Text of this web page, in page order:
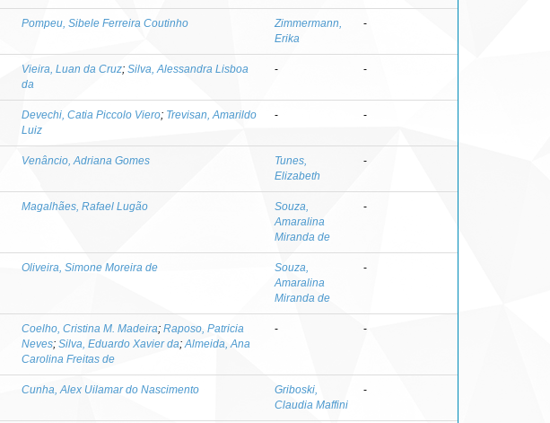
Pompeu, Sibele Ferreira Coutinho
Zimmermann,
Erika
-
Vieira, Luan da Cruz; Silva, Alessandra Lisboa
da
- -
Devechi, Catia Piccolo Viero; Trevisan, Amarildo
Luiz
- -
Venâncio, Adriana Gomes
Tunes,
Elizabeth
-
Magalhães, Rafael Lugão
Souza,
Amaralina
Miranda de
-
Oliveira, Simone Moreira de
Souza,
Amaralina
Miranda de
-
Coelho, Cristina M. Madeira; Raposo, Patricia
Neves; Silva, Eduardo Xavier da; Almeida, Ana
Carolina Freitas de
- -
Cunha, Alex Uilamar do Nascimento
Griboski,
Claudia Maffini
-